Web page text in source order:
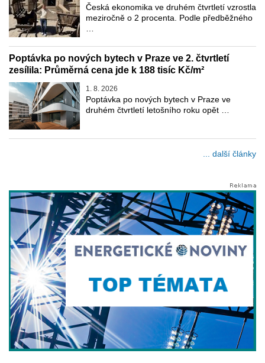
Česká ekonomika ve druhém čtvrtletí vzrostla
meziročně o 2 procenta. Podle předběžného
Poptávka po nových bytech v Praze ve 2. čtvrtletí
zesílila: Průměrná cena jde k 188 tisíc Kč/m²
1. 8. 2026
Poptávka po nových bytech v Praze ve
druhém čtvrtletí letošního roku opět …
... další články